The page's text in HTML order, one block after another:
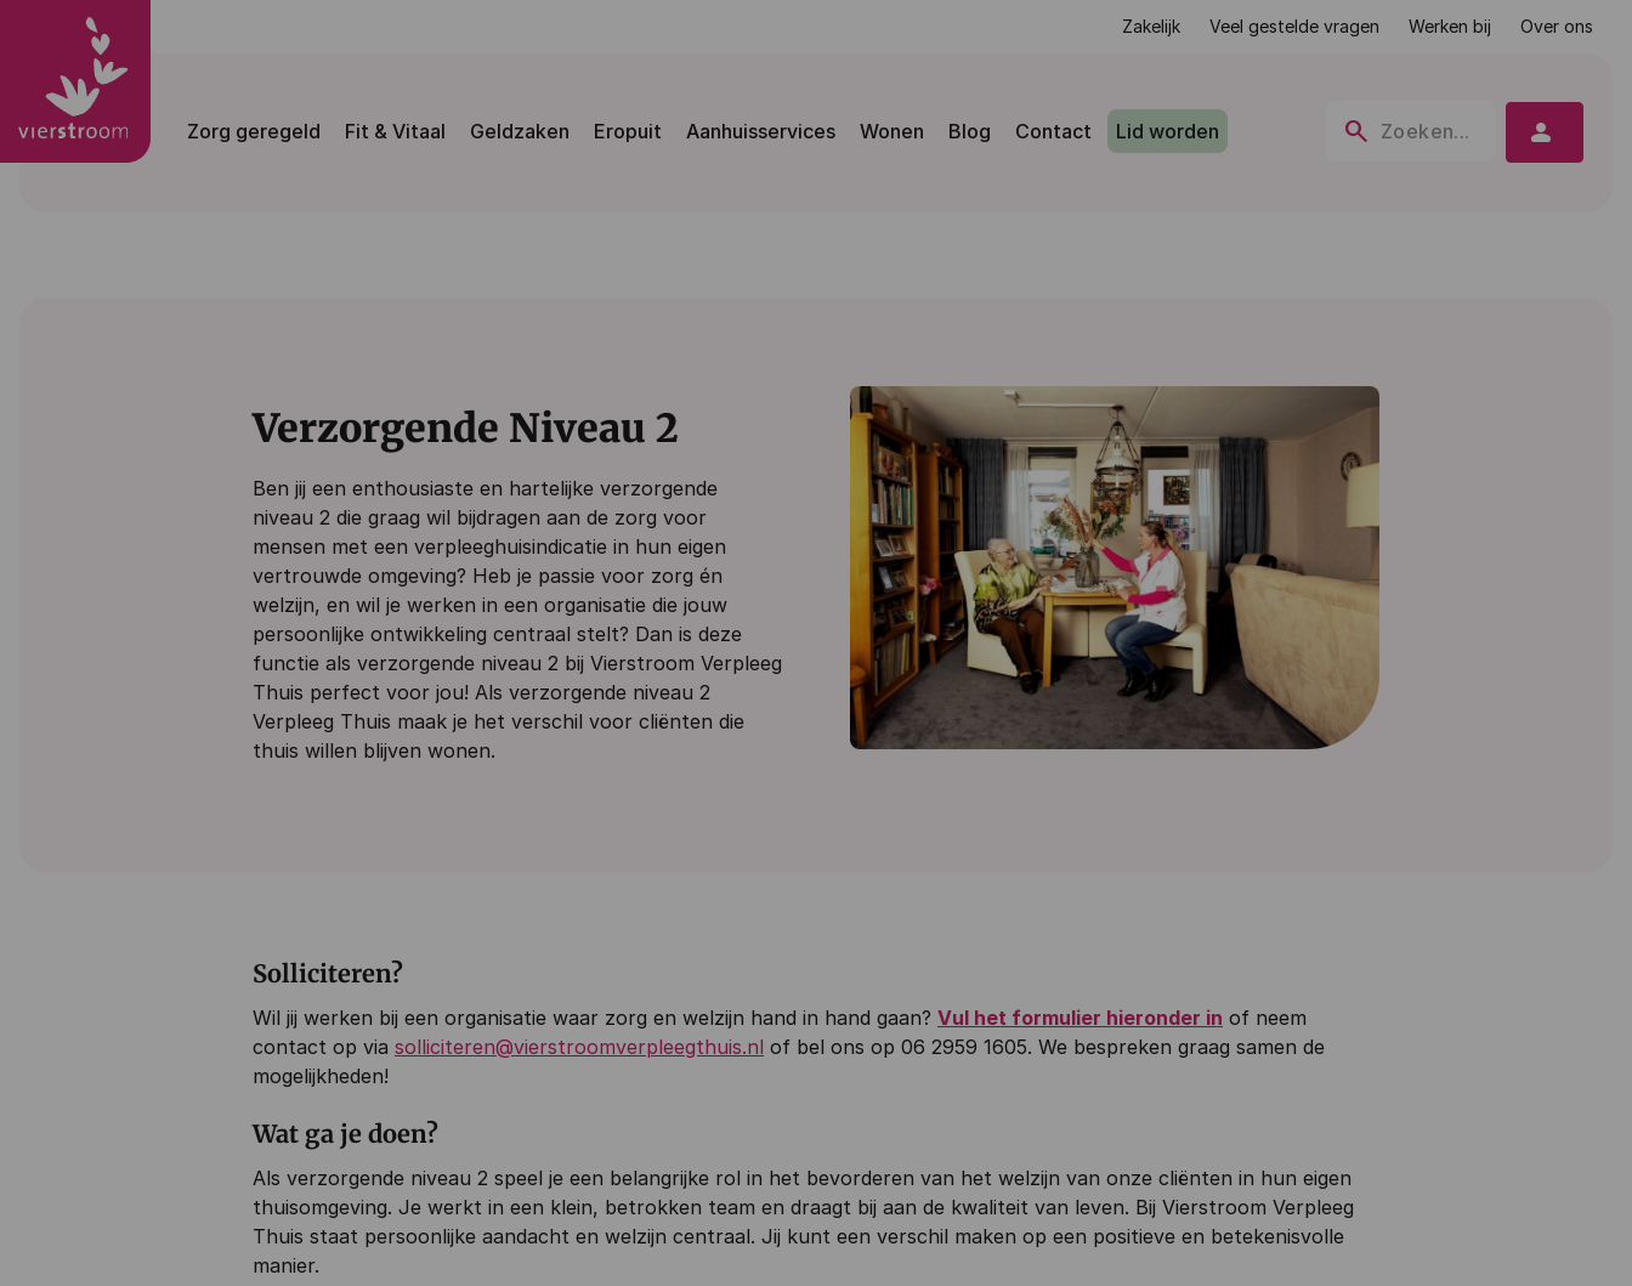
Zakelijk Veel gestelde vragen Werken bij Over ons
search Zoeken...
Zorg geregeld Fit & Vitaal Geldzaken Eropuit Aanhuisservices Wonen Blog Contact Lid worden person
Verzorgende Niveau 2
Ben jij een enthousiaste en hartelijke verzorgende
niveau 2 die graag wil bijdragen aan de zorg voor
mensen met een verpleeghuisindicatie in hun eigen
vertrouwde omgeving? Heb je passie voor zorg én
welzijn, en wil je werken in een organisatie die jouw
persoonlijke ontwikkeling centraal stelt? Dan is deze
functie als verzorgende niveau 2 bij Vierstroom Verpleeg
Thuis perfect voor jou! Als verzorgende niveau 2
Verpleeg Thuis maak je het verschil voor cliënten die
thuis willen blijven wonen.
Solliciteren?
Wil jij werken bij een organisatie waar zorg en welzijn hand in hand gaan? Vul het formulier hieronder in of neem
contact op via solliciteren@vierstroomverpleegthuis.nl of bel ons op 06 2959 1605. We bespreken graag samen de
mogelijkheden!
Wat ga je doen?
Als verzorgende niveau 2 speel je een belangrijke rol in het bevorderen van het welzijn van onze cliënten in hun eigen
thuisomgeving. Je werkt in een klein, betrokken team en draagt bij aan de kwaliteit van leven. Bij Vierstroom Verpleeg
Thuis staat persoonlijke aandacht en welzijn centraal. Jij kunt een verschil maken op een positieve en betekenisvolle
manier.